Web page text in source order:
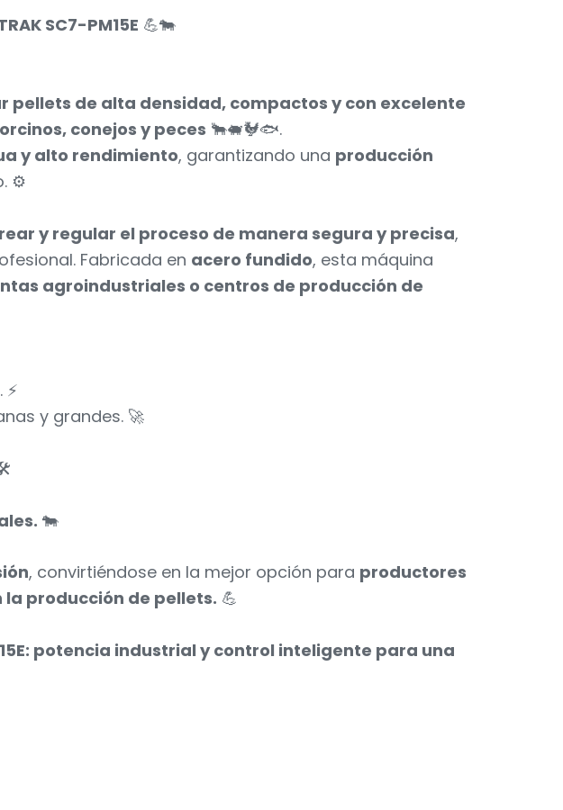
SC7-PM15E 💪🐄
pellets de alta densidad, compactos y con excelente
conejos y peces 🐂🐖🐓🐟.
y alto rendimiento, garantizando una producción
⚙️
y regular el proceso de manera segura y precisa,
Fabricada en acero fundido, esta máquina
agroindustriales o centros de producción de
y grandes. 🚀
🐄
, convirtiéndose en la mejor opción para productores
producción de pellets. 💪
potencia industrial y control inteligente para una